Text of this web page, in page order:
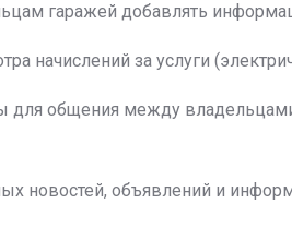
гаражей добавлять
начислений за услуги
для общения между
новостей, объявлений и